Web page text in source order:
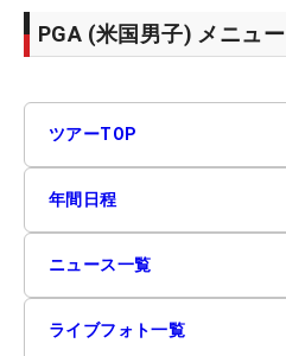
PGA (米国男子) メニュー
ツアーTOP
年間日程
ニュース一覧
ライブフォト一覧